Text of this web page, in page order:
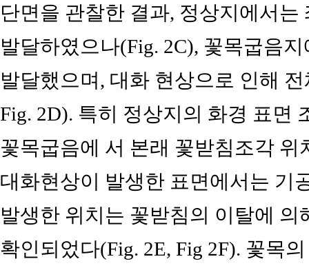
단면을 관찰한 결과, 정상지에서는
발달하였으나(Fig. 2C), 꽃목굽음
발달했으며, 대화 현상으로 인해
Fig. 2D). 특히 정상지의 화경 표면
꽃목굽음에 서 본래 꽃받침조각
대화현상이 발생한 표면에서는 기
발생한 위치는 꽃받침의 이탈에
확인되었다(Fig. 2E, Fig 2F). 꽃목